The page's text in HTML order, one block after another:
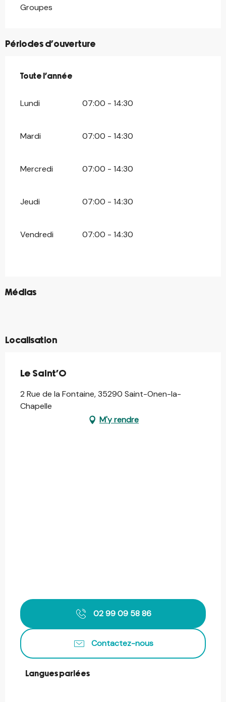
Groupes
Périodes d'ouverture
Toute l'année
Toute l'année
Lundi 07:00 - 14:30
Mardi 07:00 - 14:30
Mercredi 07:00 - 14:30
Jeudi 07:00 - 14:30
Vendredi 07:00 - 14:30
Médias
©
©
Localisation
Le Saint'O
2 Rue de la Fontaine, 35290 Saint-Onen-la-
Chapelle
M'y rendre
02 99 09 58 86
Contactez-nous
Langues parlées
Langues parlées